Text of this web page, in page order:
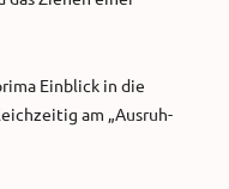
Einblick in die
am „Ausruh-